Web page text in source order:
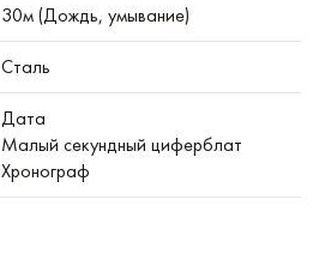
30м (Дождь, умывание)
Сталь
Дата
Малый секундный циферблат
Хронограф